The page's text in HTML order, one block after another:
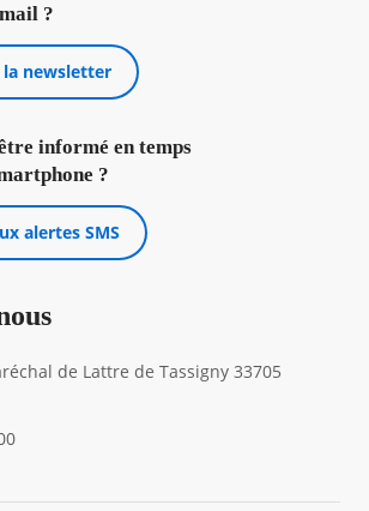
?
la newsletter
informé en temps
?
alertes SMS
de Lattre de Tassigny 33705